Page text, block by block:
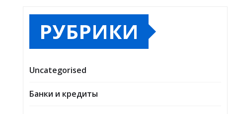
РУБРИКИ
Uncategorised
Банки и кредиты